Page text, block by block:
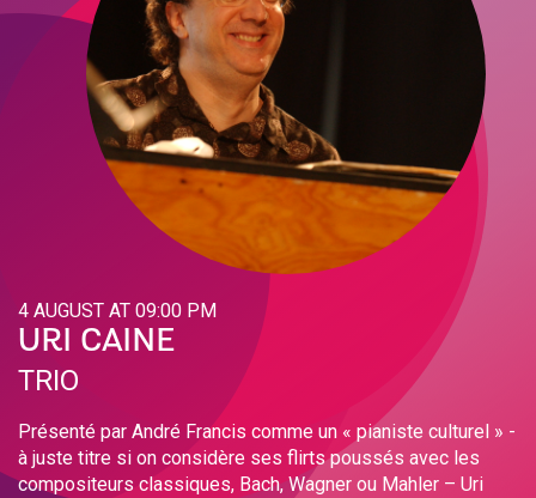
4 AUGUST AT 09:00 PM
URI CAINE
TRIO
Présenté par André Francis comme un « pianiste culturel » -
à juste titre si on considère ses flirts poussés avec les
compositeurs classiques, Bach, Wagner ou Mahler – Uri